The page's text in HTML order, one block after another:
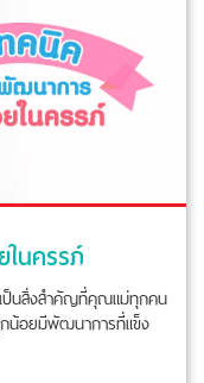
นครรภ์
ป็นสิ่งสำคัญที่คุณแม่ทุกคน
กน้อยมีพัฒนาการที่แข็ง